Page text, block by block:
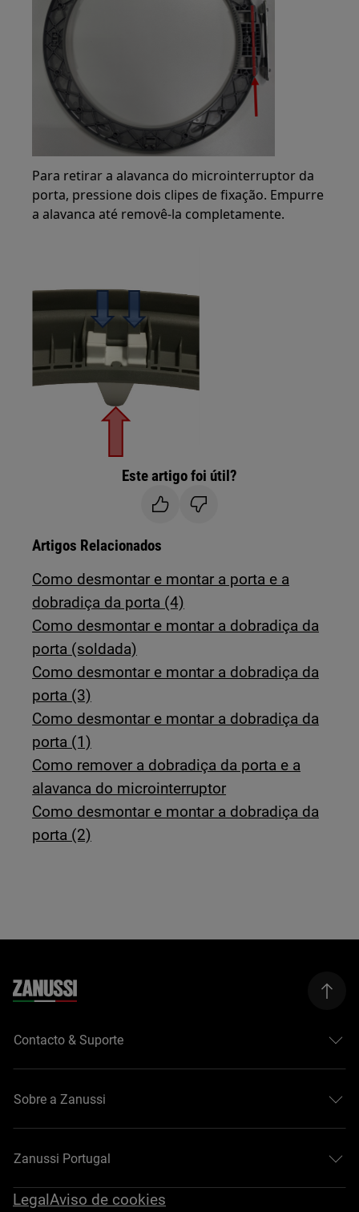
Para retirar a alavanca do microinterruptor da
porta, pressione dois clipes de fixação. Empurre
a alavanca até removê-la completamente.
Este artigo foi útil?
Artigos Relacionados
Como desmontar e montar a porta e a
dobradiça da porta (4)
Como desmontar e montar a dobradiça da
porta (soldada)
Como desmontar e montar a dobradiça da
porta (3)
Como desmontar e montar a dobradiça da
porta (1)
Como remover a dobradiça da porta e a
alavanca do microinterruptor
Como desmontar e montar a dobradiça da
porta (2)
Contacto & Suporte
Sobre a Zanussi
Zanussi Portugal
LegalAviso de cookies